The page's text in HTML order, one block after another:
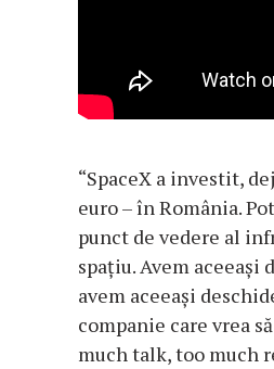
“SpaceX a investit,
euro – în România.
punct de vedere al
spaţiu. Avem aceeaşi
avem aceeaşi
companie care vrea
much talk, too much